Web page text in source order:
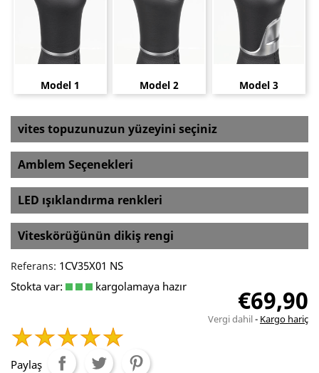
Model 1 Model 2 Model 3
vites topuzunuzun yüzeyini seçiniz
Amblem Seçenekleri
LED ışıklandırma renkleri
Viteskörüğünün dikiş rengi
Referans: 1CV35X01 NS
Stokta var:
kargolamaya hazır €69,90
Vergi dahil Kargo hariç
Paylaş